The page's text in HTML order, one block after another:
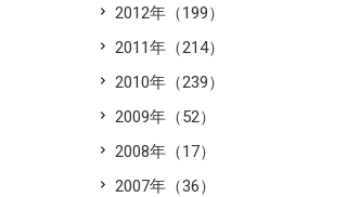
2012年（199）
2011年（214）
2010年（239）
2009年（52）
2008年（17）
2007年（36）